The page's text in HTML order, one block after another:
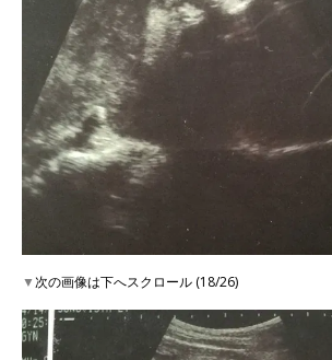
▼次の画像は下へスクロール (18/26)